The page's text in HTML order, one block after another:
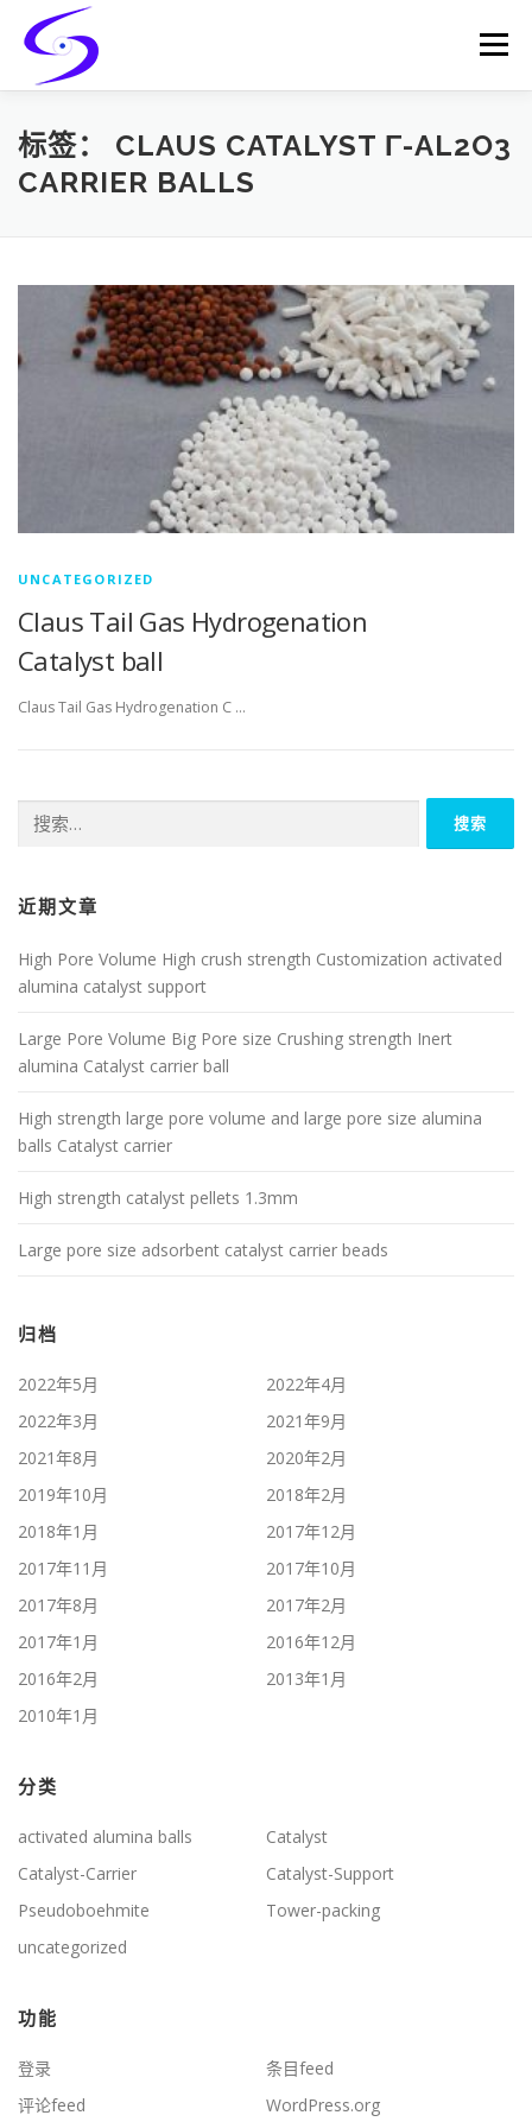
content
Menu
HOME PRODUCTS CATALYST-CARRIER
标签： CLAUS CATALYST Γ-AL2O3
CARRIER BALLS
UNCATEGORIZED
Claus Tail Gas Hydrogenation
Catalyst ball
Claus Tail Gas Hydrogenation C …
索：
近期文章
High Pore Volume High crush strength Customization activated
alumina catalyst support
Large Pore Volume Big Pore size Crushing strength Inert
alumina Catalyst carrier ball
High strength large pore volume and large pore size alumina
balls Catalyst carrier
High strength catalyst pellets 1.3mm
Large pore size adsorbent catalyst carrier beads
归档
2022年5月
2022年4月
2022年3月
2021年9月
2021年8月
2020年2月
2019年10月
2018年2月
2018年1月
2017年12月
2017年11月
2017年10月
2017年8月
2017年2月
2017年1月
2016年12月
2016年2月
2013年1月
2010年1月
分类
activated alumina balls
Catalyst
Catalyst-Carrier
Catalyst-Support
Pseudoboehmite
Tower-packing
uncategorized
功能
登录
条目feed
评论feed
WordPress.org